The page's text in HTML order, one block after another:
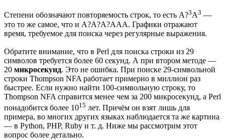
Степени обозначают повторяемость строк, то есть A?3A3 —
это то же самое, что и A?A?A?AAA. Графики отражают
время, требуемое для поиска через регулярные выражения.
Обратите внимание, что в Perl для поиска строки из 29
символов требуется более 60 секунд. А при втором методе —
20 микросекунд. Это не ошибка. При поиске 29-символьной
строки Thompson NFA работает примерно в миллион раз
быстрее. Если нужно найти 100-символьную строку, то
Thompson NFA справится менее чем за 200 микросекунд, а Perl
понадобится более 1015 лет. Причём он взят лишь для
примера, во многих других языках наблюдается та же картина
— в Python, PHP, Ruby и т. д. Ниже мы рассмотрим этот
вопрос более детально.